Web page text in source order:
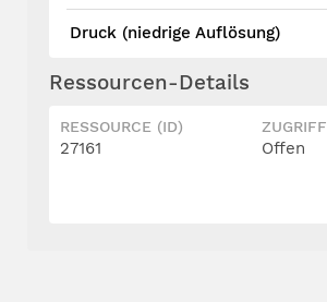
Druck (niedrige Auflösung)
Ressourcen-Details
RESSOURCE (ID)
27161
ZUGRIFF
Offen